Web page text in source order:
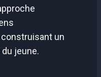
un
jeune.